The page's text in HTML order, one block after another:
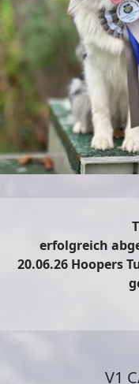
erfolgreich
20.06.26 Hoopers
V1